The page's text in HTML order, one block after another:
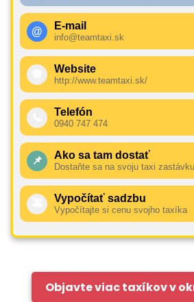
@ E-mail
info@teamtaxi.sk
Website
http://www.teamtaxi.sk/
Telefón
0940 747 474
📌 Ako sa tam dostať
Dostaňte sa na svoju taxi zastávku
Vypočítať sadzbu
Vypočítajte si cenu svojho taxíka
Objavte viac taxíkov v